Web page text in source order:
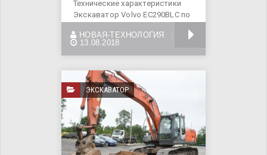
Технические характеристики
Экскаватор Volvo EC290BLC по
является одним
НОВАЯ-ТЕХНОЛОГИЯ
13.08.2018
ЭКСКАВАТОР